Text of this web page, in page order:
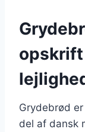
Grydebrød
del af dansk